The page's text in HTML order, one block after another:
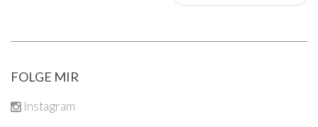
FOLGE MIR
Instagram